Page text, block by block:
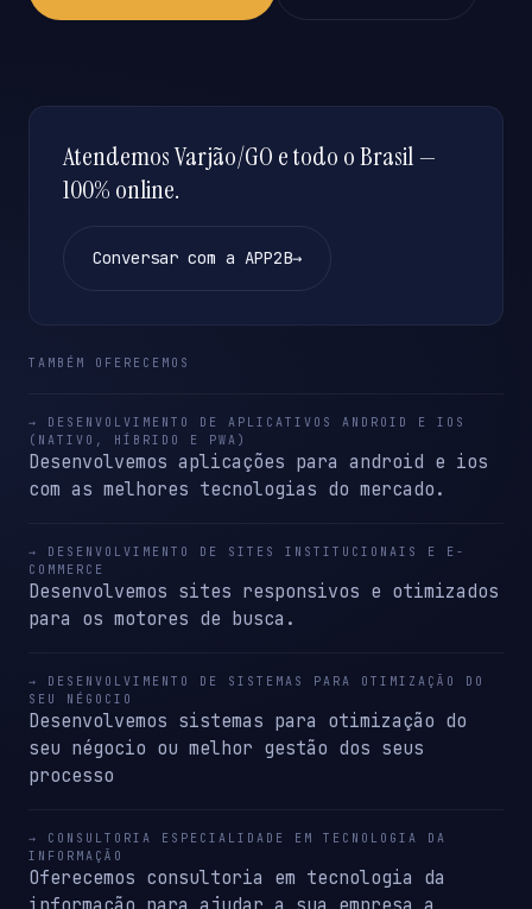
Atendemos Varjão/GO e todo o Brasil —
100% online.
Conversar com a APP2B→
TAMBÉM OFERECEMOS
→ DESENVOLVIMENTO DE APLICATIVOS ANDROID E IOS
(NATIVO, HÍBRIDO E PWA)
Desenvolvemos aplicações para android e ios
com as melhores tecnologias do mercado.
→ DESENVOLVIMENTO DE SITES INSTITUCIONAIS E E-
COMMERCE
Desenvolvemos sites responsivos e otimizados
para os motores de busca.
→ DESENVOLVIMENTO DE SISTEMAS PARA OTIMIZAÇÃO DO
SEU NÉGOCIO
Desenvolvemos sistemas para otimização do
seu négocio ou melhor gestão dos seus
processo
→ CONSULTORIA ESPECIALIDADE EM TECNOLOGIA DA
INFORMAÇÃO
Oferecemos consultoria em tecnologia da